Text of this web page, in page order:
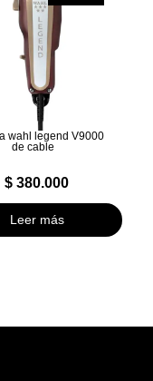
wahl legend V9000
de cable
$ 380.000
Leer más